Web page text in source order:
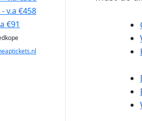
v.a €458
€91